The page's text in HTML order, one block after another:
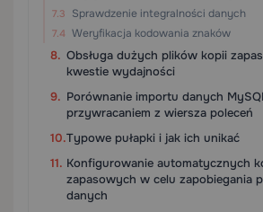
Sprawdzenie integralności danych
Weryfikacja kodowania znaków
Obsługa dużych plików kopii
kwestie wydajności
Porównanie importu danych
przywracaniem z wiersza poleceń
Typowe pułapki i jak ich unikać
Konfigurowanie automatycznych
zapasowych w celu zapobiegania
danych